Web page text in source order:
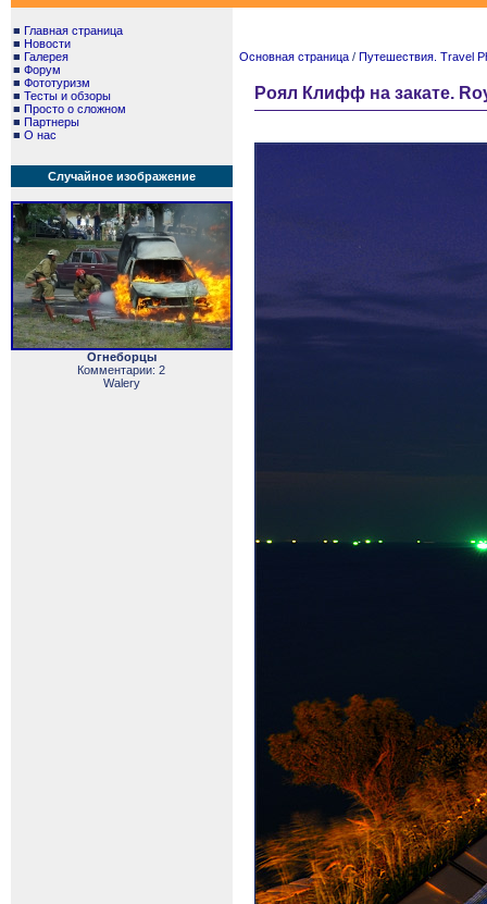
■ Главная страница
■ Новости
■ Галерея
■ Форум
■ Фототуризм
■ Тесты и обзоры
■ Просто о сложном
■ Партнеры
■ О нас
Случайное изображение
Огнеборцы
Комментарии: 2
Walery
Основная страница / Путешествия. Travel
Роял Клифф на закате.